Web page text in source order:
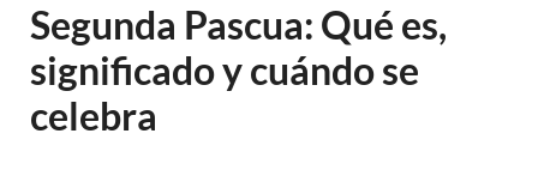
Segunda Pascua: Qué es,
significado y cuándo se
celebra